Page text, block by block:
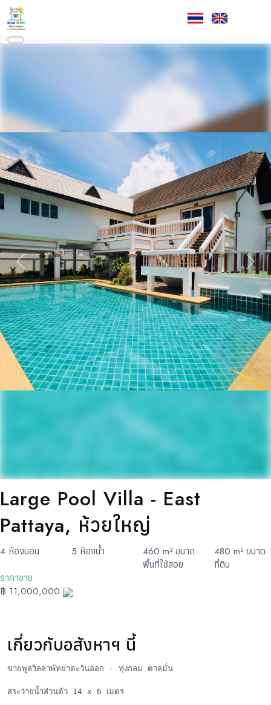
ก่อนหน้า ถัดไป
Large Pool Villa - East
Pattaya, ห้วยใหญ่
4 ห้องนอน 5 ห้องน้ำ 460 m² ขนาด
พื้นที่ใช้สอย
480 m² ขนาด
ที่ดิน
ราคาขาย
฿ 11,000,000
เกี่ยวกับอสังหาฯ นี้
ขายพูลวิลล่าพัทยาตะวันออก - ทุ่งกลม ตาลมั่น
สระว่ายน้ำส่วนตัว 14 x 6 เมตร